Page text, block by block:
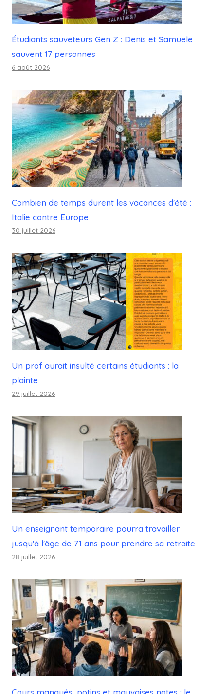
Étudiants sauveteurs Gen Z : Denis et Samuele
sauvent 17 personnes
6 août 2026
Combien de temps durent les vacances d'été :
Italie contre Europe
30 juillet 2026
Un prof aurait insulté certains étudiants : la
plainte
29 juillet 2026
Un enseignant temporaire pourra travailler
jusqu'à l'âge de 71 ans pour prendre sa retraite
28 juillet 2026
Cours manqués, potins et mauvaises notes : le